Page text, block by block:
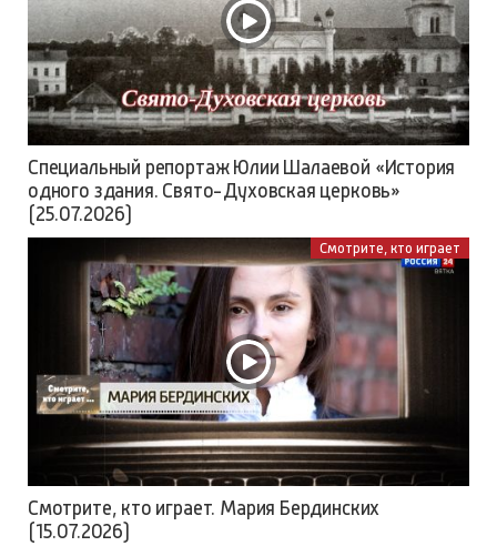
Специальный репортаж Юлии Шалаевой «История
одного здания. Свято-Духовская церковь»
(25.07.2026)
Смотрите, кто играет
Смотрите, кто играет. Мария Бердинских
(15.07.2026)